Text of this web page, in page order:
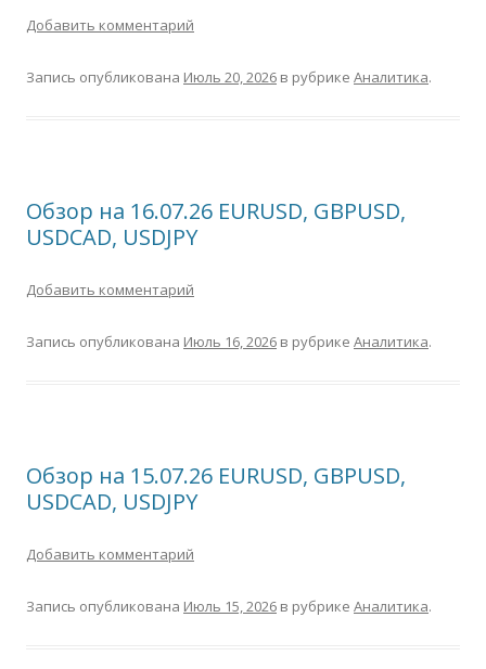
Добавить комментарий
Запись опубликована Июль 20, 2026 в рубрике Аналитика.
Обзор на 16.07.26 EURUSD, GBPUSD,
USDCAD, USDJPY
Добавить комментарий
Запись опубликована Июль 16, 2026 в рубрике Аналитика.
Обзор на 15.07.26 EURUSD, GBPUSD,
USDCAD, USDJPY
Добавить комментарий
Запись опубликована Июль 15, 2026 в рубрике Аналитика.